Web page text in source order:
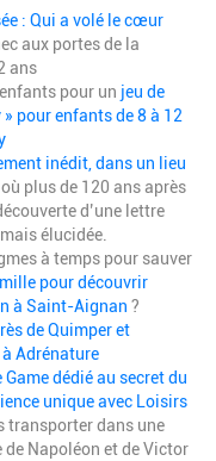
: Qui a volé le cœur
aux portes de la
ans
pour un jeu de
pour enfants de 8 à 12
inédit, dans un lieu
, où plus de 120 ans après
d’une lettre
élucidée.
à temps pour sauver
pour découvrir
à Saint-Aignan ?
de Quimper et
Adrénature
Game dédié au secret du
unique avec Loisirs
transporter dans une
Napoléon et de Victor